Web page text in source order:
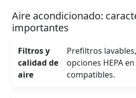
Aire acondicionado:
importantes
Filtros y
calidad de
aire
Prefiltros
opciones HEPA
compatibles.